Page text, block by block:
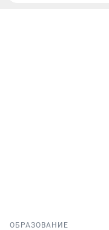
ОБРАЗОВАНИЕ